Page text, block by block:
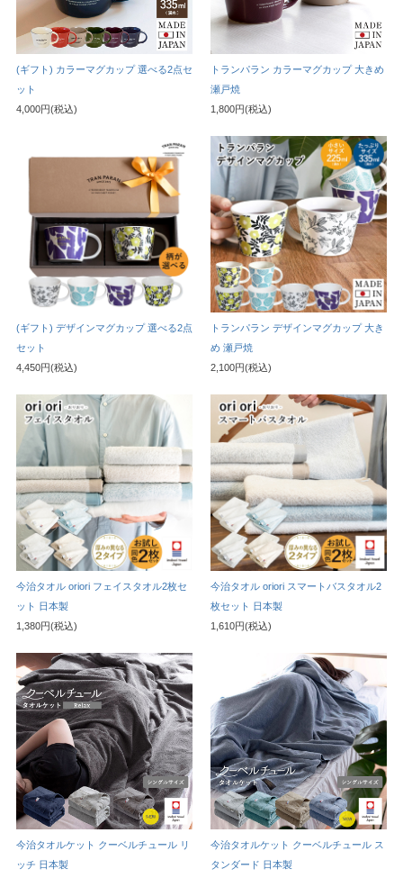
(ギフト) カラーマグカップ 選べる2点セ
ット
4,000円(税込)
トランパラン カラーマグカップ 大きめ
瀬戸焼
1,800円(税込)
(ギフト) デザインマグカップ 選べる2点
セット
4,450円(税込)
トランパラン デザインマグカップ 大き
め 瀬戸焼
2,100円(税込)
今治タオル oriori フェイスタオル2枚セ
ット 日本製
1,380円(税込)
今治タオル oriori スマートバスタオル2
枚セット 日本製
1,610円(税込)
今治タオルケット クーベルチュール リ
ッチ 日本製
今治タオルケット クーベルチュール ス
タンダード 日本製